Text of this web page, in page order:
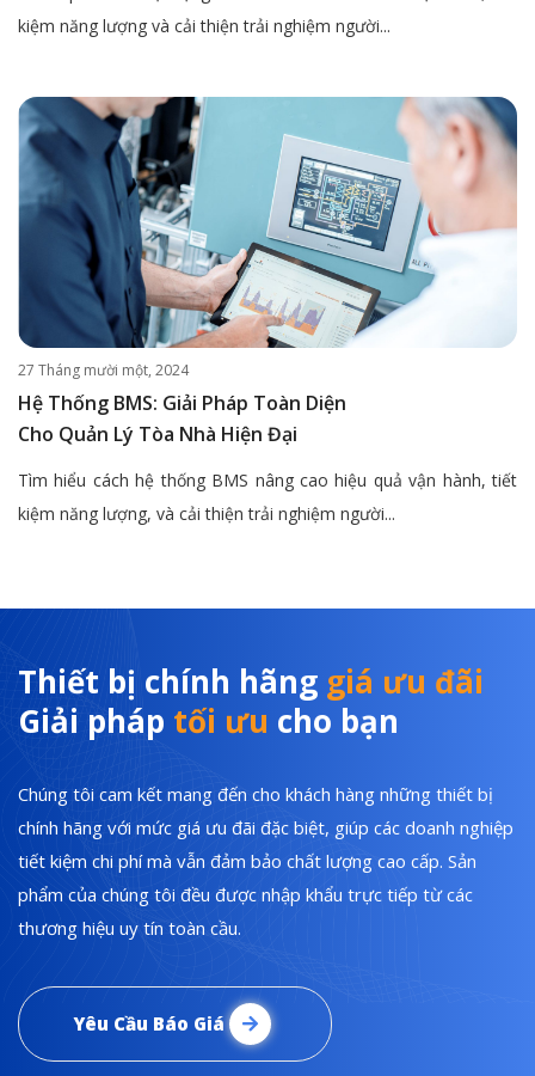
kiệm năng lượng và cải thiện trải nghiệm người...
27 Tháng mười một, 2024
Hệ Thống BMS: Giải Pháp Toàn Diện
Cho Quản Lý Tòa Nhà Hiện Đại
Tìm hiểu cách hệ thống BMS nâng cao hiệu quả vận hành, tiết
kiệm năng lượng, và cải thiện trải nghiệm người...
Thiết bị chính hãng giá ưu đãi
Giải pháp tối ưu cho bạn
Chúng tôi cam kết mang đến cho khách hàng những thiết bị
chính hãng với mức giá ưu đãi đặc biệt, giúp các doanh nghiệp
tiết kiệm chi phí mà vẫn đảm bảo chất lượng cao cấp. Sản
phẩm của chúng tôi đều được nhập khẩu trực tiếp từ các
thương hiệu uy tín toàn cầu.
Yêu Cầu Báo Giá